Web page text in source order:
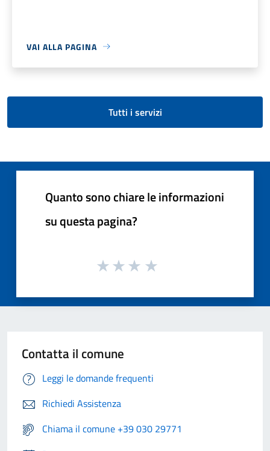
VAI ALLA PAGINA
Tutti i servizi
Quanto sono chiare le informazioni
su questa pagina?
Contatta il comune
Leggi le domande frequenti
Richiedi Assistenza
Chiama il comune +39 030 29771